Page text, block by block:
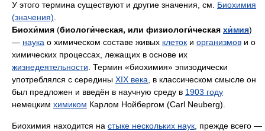
У этого термина существуют и другие значения, см. Биохимия
(значения)
Биохи́мия (биологи́ческая, или физиологи́ческая хи́мия)
— наука о химическом составе живых клеток и организмов и о
химических процессах, лежащих в основе их
жизнедеятельности . Термин «биохимия» эпизодически
употреблялся с середины XIX века , в классическом смысле он
был предложен и введён в научную среду в 1903 году
немецким химиком Карлом Нойбергом (Carl Neuberg).
Биохимия находится на стыке нескольких наук , прежде всего —